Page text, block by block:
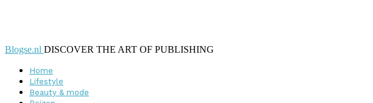
Blogse.nl DISCOVER THE ART OF PUBLISHING
Home
Lifestyle
Beauty & mode